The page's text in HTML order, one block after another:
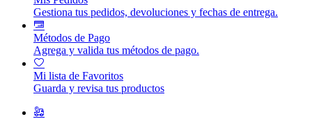
Gestiona tus pedidos, devoluciones y fechas de entrega.
Métodos de Pago
Agrega y valida tus métodos de pago.
Mi lista de Favoritos
Guarda y revisa tus productos